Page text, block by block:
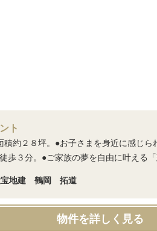
ト
積約２８坪。●お子さまを身近に感じ
歩３分。●ご家族の夢を自由に叶える「
宝地建 鶴岡 拓道
物件を詳しく見る